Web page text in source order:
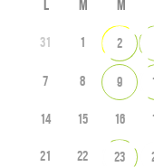
L M M
31 1 2
7 8 9
14 15 16
21 22 23